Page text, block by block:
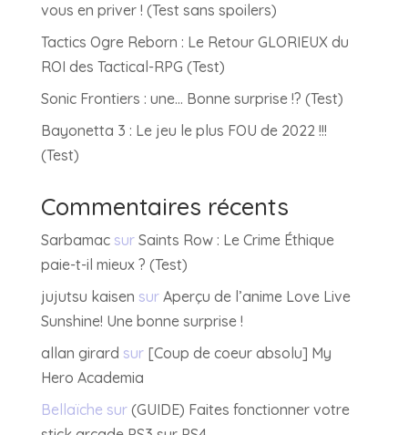
vous en priver ! (Test sans spoilers)
Tactics Ogre Reborn : Le Retour GLORIEUX du
ROI des Tactical-RPG (Test)
Sonic Frontiers : une… Bonne surprise !? (Test)
Bayonetta 3 : Le jeu le plus FOU de 2022 !!!
(Test)
Commentaires récents
Sarbamacsur Saints Row : Le Crime Éthique
paie-t-il mieux ? (Test)
jujutsu kaisen sur Aperçu de l’anime Love Live
Sunshine! Une bonne surprise !
allan girard sur [Coup de coeur absolu] My
Hero Academia
Bellaïche sur (GUIDE) Faites fonctionner votre